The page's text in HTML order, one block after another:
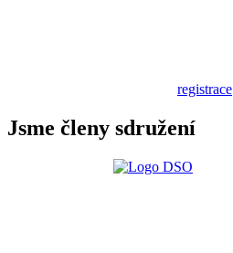
registrace
Jsme členy sdružení